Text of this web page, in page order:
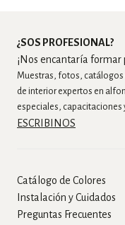
¿SOS PROFESIONAL?
¡Nos encantaría formar
Muestras, fotos, catálogos
de interior expertos en
especiales, capacitaciones
ESCRIBINOS
Catálogo de Colores
Instalación y Cuidados
Preguntas Frecuentes